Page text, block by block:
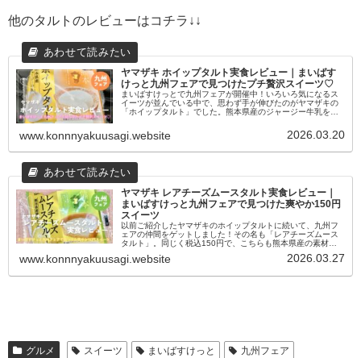
他のタルトのレビューはコチラ↓↓
ヤマザキ ホイップタルト実食レビュー｜まいばす
けっと九州フェアで見つけたプチ贅沢スイーツ♡
まいばすけっとで九州フェアが開催中！いろいろ気になるス
イーツが並んでいる中で、思わず手が伸びたのがヤマザキの
「ホイップタルト」でした。熊本県産のジャージー牛乳を使
www.konnnyakuusagi.website 2026.03.20
ヤマザキ レアチーズムースタルト実食レビュー｜
まいばすけっと九州フェアで見つけた爽やか150円
スイーツ
以前ご紹介したヤマザキのホイップタルトに続いて、九州フ
ェアの仲間をゲットしました！その名も「レアチーズムース
タルト」。同じく税込150円で、こちらも熊本県産の素材を
(≧▽≦)ﾉ熊本県産晩...
www.konnnyakuusagi.website 2026.03.27
グルメ スイーツ まいばすけっと 九州フェア